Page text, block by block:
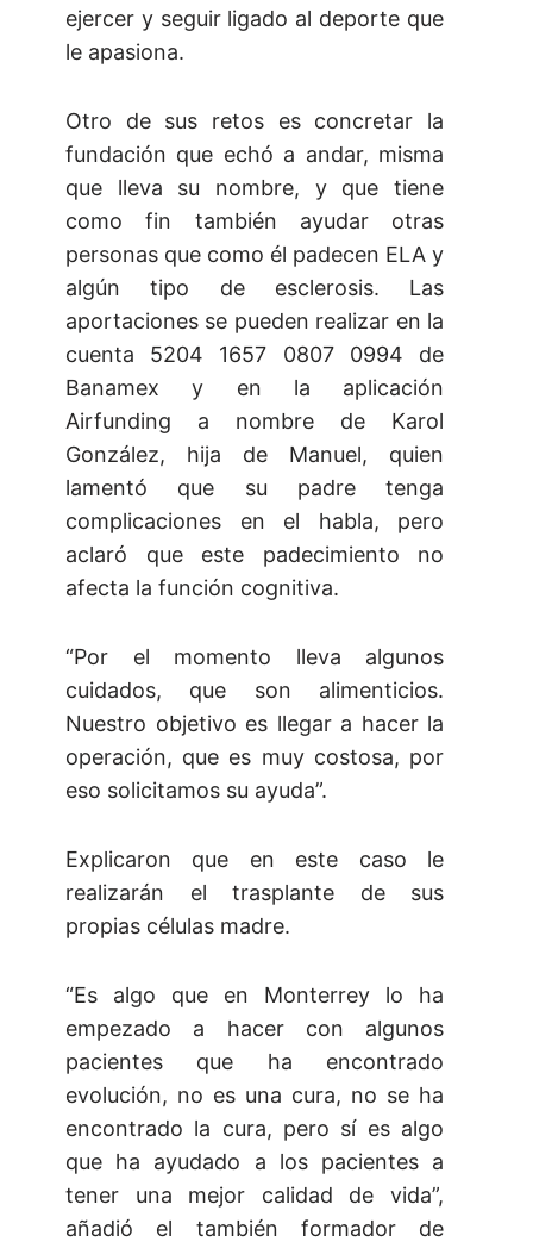
ejercer y seguir ligado al deporte que
le apasiona.
Otro de sus retos es concretar la
fundación que echó a andar, misma
que lleva su nombre, y que tiene
como fin también ayudar otras
personas que como él padecen ELA y
algún tipo de esclerosis. Las
aportaciones se pueden realizar en la
cuenta 5204 1657 0807 0994 de
Banamex y en la aplicación
Airfunding a nombre de Karol
González, hija de Manuel, quien
lamentó que su padre tenga
complicaciones en el habla, pero
aclaró que este padecimiento no
afecta la función cognitiva.
“Por el momento lleva algunos
cuidados, que son alimenticios.
Nuestro objetivo es llegar a hacer la
operación, que es muy costosa, por
eso solicitamos su ayuda”.
Explicaron que en este caso le
realizarán el trasplante de sus
propias células madre.
“Es algo que en Monterrey lo ha
empezado a hacer con algunos
pacientes que ha encontrado
evolución, no es una cura, no se ha
encontrado la cura, pero sí es algo
que ha ayudado a los pacientes a
tener una mejor calidad de vida”,
añadió el también formador de